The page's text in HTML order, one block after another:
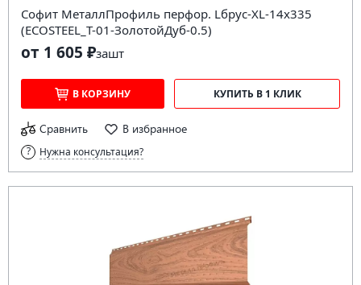
Софит МеталлПрофиль перфор. Lбрус-XL-14х335
(ECOSTEEL_T-01-ЗолотойДуб-0.5)
от 1 605 ₽зашт
В КОРЗИНУ КУПИТЬ В 1 КЛИК
Сравнить В избранное
Нужна консультация?